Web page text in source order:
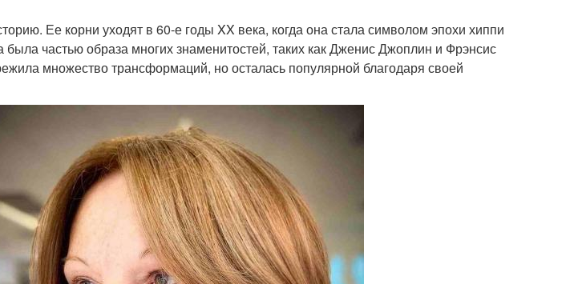
Ее корни уходят в 60-е годы XX века, когда она стала символом эпохи хиппи
была частью образа многих знаменитостей, таких как Дженис Джоплин и Фрэнсис
множество трансформаций, но осталась популярной благодаря своей